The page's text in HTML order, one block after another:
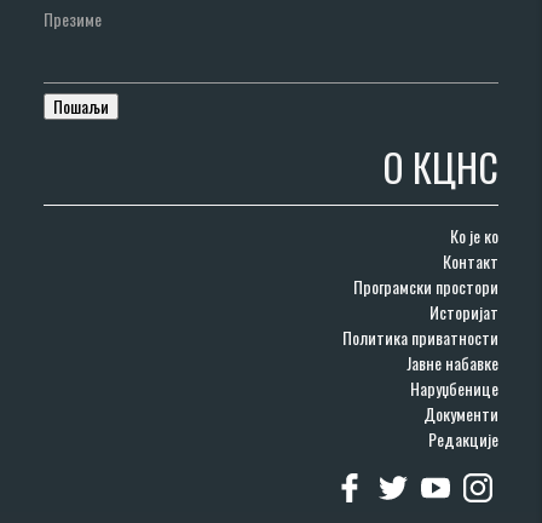
Презиме
О КЦНС
Ко је ко
Контакт
Програмски простори
Историјат
Политика приватности
Јавне набавке
Наруџбенице
Документи
Редакције